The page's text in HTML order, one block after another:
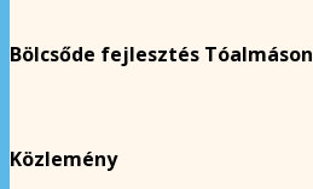
Bölcsőde fejlesztés Tóalmáson
Közlemény